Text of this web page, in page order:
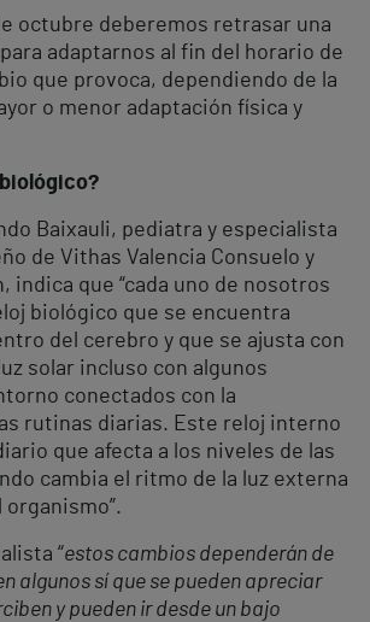
octubre deberemos retrasar una
adaptarnos al fin del horario de
que provoca, dependiendo de la
o menor adaptación física y
Baixauli, pediatra y especialista
de Vithas Valencia Consuelo y
indica que “cada uno de nosotros
biológico que se encuentra
del cerebro y que se ajusta con
solar incluso con algunos
conectados con la
rutinas diarias. Este reloj interno
que afecta a los niveles de las
cambia el ritmo de la luz externa
“estos cambios dependerán de
algunos sí que se pueden apreciar
y pueden ir desde un bajo